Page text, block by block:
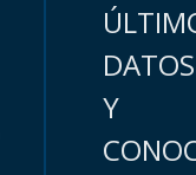
DATOS
Y